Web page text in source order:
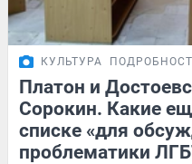
КУЛЬТУРА
Платон и
Сорокин. Какие
списке «для
проблематики